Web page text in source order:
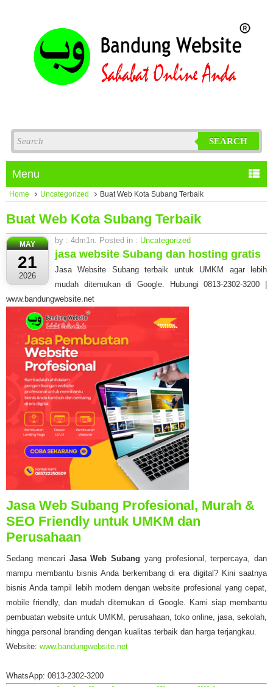
SEARCH
Menu
Home Uncategorized Buat Web Kota Subang Terbaik
Buat Web Kota Subang Terbaik
MAY
21
2026
by : 4dm1n. Posted in : Uncategorized
jasa website Subang dan hosting gratis
Jasa Website Subang terbaik untuk UMKM agar lebih
mudah ditemukan di Google. Hubungi 0813-2302-3200 |
www.bandungwebsite.net
Jasa Web Subang Profesional, Murah &
SEO Friendly untuk UMKM dan
Perusahaan
Sedang mencari Jasa Web Subang yang profesional, terpercaya, dan
mampu membantu bisnis Anda berkembang di era digital? Kini saatnya
bisnis Anda tampil lebih modern dengan website profesional yang cepat,
mobile friendly, dan mudah ditemukan di Google. Kami siap membantu
pembuatan website untuk UMKM, perusahaan, toko online, jasa, sekolah,
hingga personal branding dengan kualitas terbaik dan harga terjangkau.
Website: www.bandungwebsite.net
WhatsApp: 0813-2302-3200